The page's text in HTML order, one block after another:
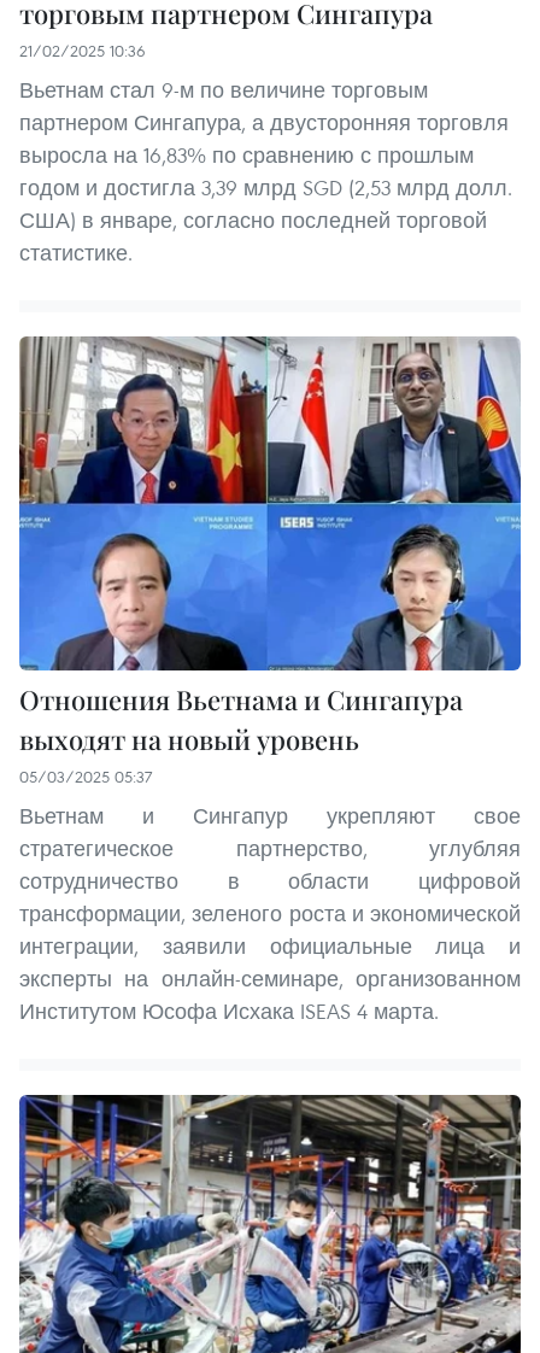
торговым партнером Сингапура
21/02/2025 10:36
Вьетнам стал 9-м по величине торговым
партнером Сингапура, а двусторонняя торговля
выросла на 16,83% по сравнению с прошлым
годом и достигла 3,39 млрд SGD (2,53 млрд долл.
США) в январе, согласно последней торговой
статистике.
Отношения Вьетнама и Сингапура
выходят на новый уровень
05/03/2025 05:37
Вьетнам и Сингапур укрепляют свое
стратегическое партнерство, углубляя
сотрудничество в области цифровой
трансформации, зеленого роста и экономической
интеграции, заявили официальные лица и
эксперты на онлайн-семинаре, организованном
Институтом Юсофа Исхака ISEAS 4 марта.